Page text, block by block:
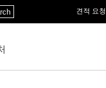
견적 요청